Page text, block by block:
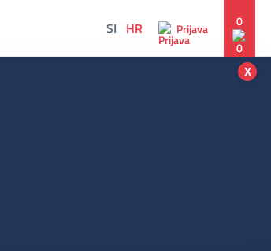
SI HR Prijava 0
x